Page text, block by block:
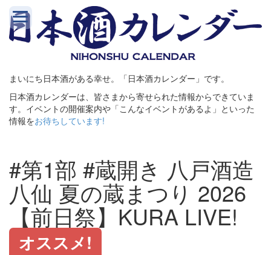
まいにち日本酒がある幸せ。「日本酒カレンダー」です。
日本酒カレンダーは、皆さまから寄せられた情報からできていま
す。イベントの開催案内や「こんなイベントがあるよ」といった
情報をお待ちしています!
#第1部 #蔵開き 八戸酒造
八仙 夏の蔵まつり 2026
【前日祭】KURA LIVE!
オススメ!